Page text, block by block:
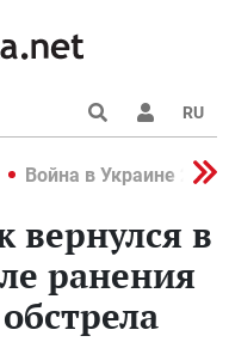
RU
Война в Украине 2022
в
ранения